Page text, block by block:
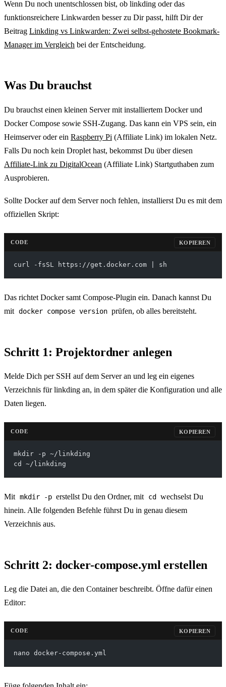
Wenn Du noch unentschlossen bist, ob linkding oder das
funktionsreichere Linkwarden besser zu Dir passt, hilft Dir der
Beitrag Linkding vs Linkwarden: Zwei selbst-gehostete Bookmark-
Manager im Vergleich bei der Entscheidung.
Was Du brauchst
Du brauchst einen kleinen Server mit installiertem Docker und
Docker Compose sowie SSH-Zugang. Das kann ein VPS sein, ein
Heimserver oder ein Raspberry Pi (Affiliate Link) im lokalen Netz.
Falls Du noch kein Droplet hast, bekommst Du über diesen
Affiliate-Link zu DigitalOcean (Affiliate Link) Startguthaben zum
Ausprobieren.
Sollte Docker auf dem Server noch fehlen, installierst Du es mit dem
offiziellen Skript:
CODE KOPIEREN
curl -fsSL https://get.docker.com | sh
Das richtet Docker samt Compose-Plugin ein. Danach kannst Du
mit docker compose version prüfen, ob alles bereitsteht.
Schritt 1: Projektordner anlegen
Melde Dich per SSH auf dem Server an und leg ein eigenes
Verzeichnis für linkding an, in dem später die Konfiguration und alle
Daten liegen.
CODE KOPIEREN
mkdir -p ~/linkding
cd ~/linkding
Mit mkdir -p erstellst Du den Ordner, mit cd
wechselst Du
hinein. Alle folgenden Befehle führst Du in genau diesem
Verzeichnis aus.
Schritt 2: docker-compose.yml erstellen
Leg die Datei an, die den Container beschreibt. Öffne dafür einen
Editor:
CODE KOPIEREN
nano docker-compose.yml